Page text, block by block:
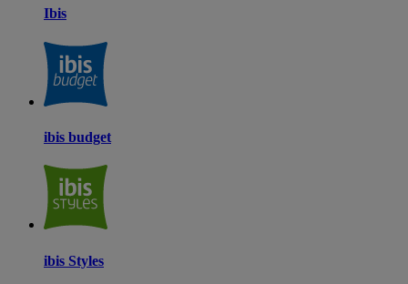
Ibis
ibis budget
ibis Styles